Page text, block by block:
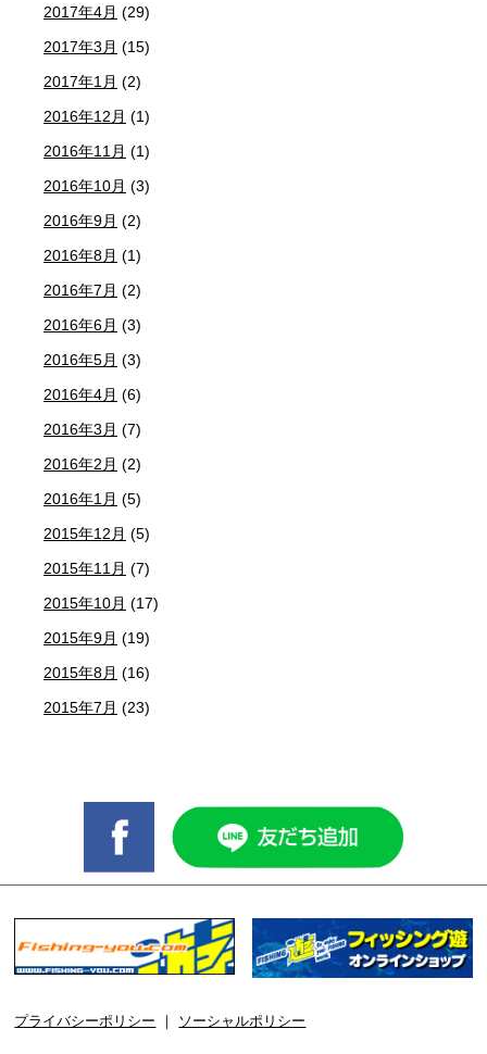
2017年4月 (29)
2017年3月 (15)
2017年1月 (2)
2016年12月 (1)
2016年11月 (1)
2016年10月 (3)
2016年9月 (2)
2016年8月 (1)
2016年7月 (2)
2016年6月 (3)
2016年5月 (3)
2016年4月 (6)
2016年3月 (7)
2016年2月 (2)
2016年1月 (5)
2015年12月 (5)
2015年11月 (7)
2015年10月 (17)
2015年9月 (19)
2015年8月 (16)
2015年7月 (23)
プライバシーポリシー ソーシャルポリシー